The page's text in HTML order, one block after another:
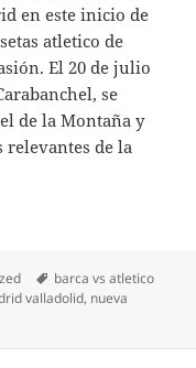
en este inicio de
atletico de
El 20 de julio
se
de la Montaña y
relevantes de la
Etiquetas
barca vs atletico
valladolid, nueva